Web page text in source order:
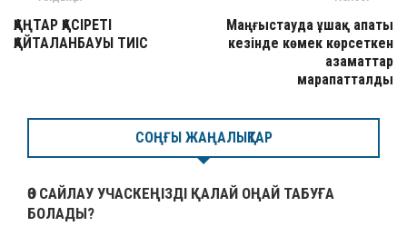
ҚАҢТАР ҚАСІРЕТІ
ҚАЙТАЛАНБАУЫ ТИІС
Маңғыстауда ұшақ апаты
кезінде көмек көрсеткен
азаматтар
марапатталды
СОҢҒЫ ЖАҢАЛЫҚТАР
ӨЗ САЙЛАУ УЧАСКЕҢІЗДІ ҚАЛАЙ ОҢАЙ ТАБУҒА
БОЛАДЫ?